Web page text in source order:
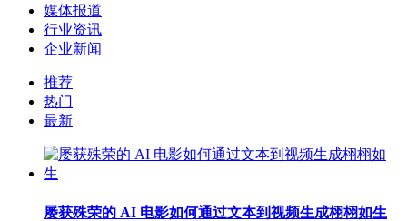
媒体报道
行业资讯
企业新闻
推荐
热门
最新
屡获殊荣的 AI 电影如何通过文本到视频生成栩栩如生